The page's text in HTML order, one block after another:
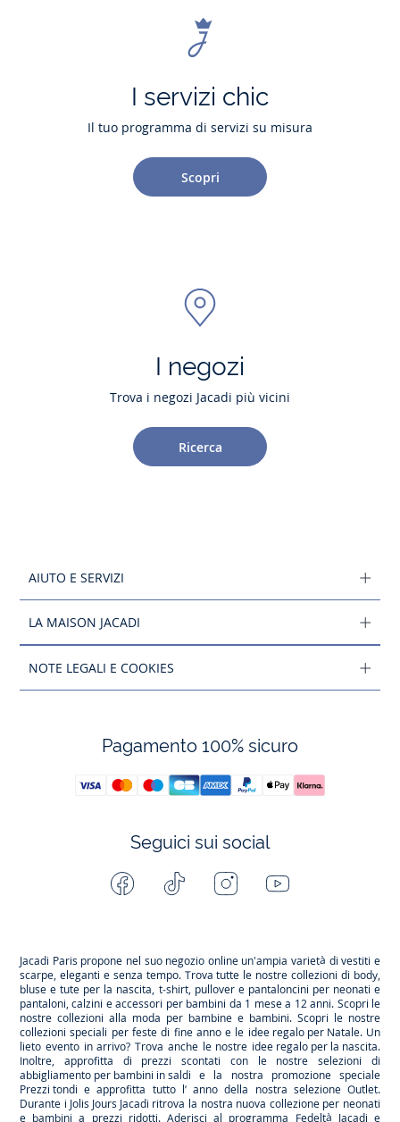
I servizi chic
Il tuo programma di servizi su misura
Scopri
I negozi
Trova i negozi Jacadi più vicini
Ricerca
AIUTO E SERVIZI
LA MAISON JACADI
NOTE LEGALI E COOKIES
Pagamento 100% sicuro
Seguici sui social
Facebook Tiktok InstagramYoutube
Jacadi Paris propone nel suo negozio online un'ampia varietà di vestiti e
scarpe, eleganti e senza tempo. Trova tutte le nostre collezioni di body,
bluse e tute per la nascita, t-shirt, pullover e pantaloncini per neonati e
pantaloni, calzini e accessori per bambini da 1 mese a 12 anni. Scopri le
nostre collezioni alla moda per bambine e bambini. Scopri le nostre
collezioni speciali per feste di fine anno e le idee regalo per Natale. Un
lieto evento in arrivo? Trova anche le nostre idee regalo per la nascita.
Inoltre, approfitta di prezzi scontati con le nostre selezioni di
abbigliamento per bambini in saldi e la nostra promozione speciale
Prezzi tondi e approfitta tutto l’ anno della nostra selezione Outlet.
Durante i Jolis Jours Jacadi ritrova la nostra nuova collezione per neonati
e bambini a prezzi ridotti. Aderisci al programma Fedeltà Jacadi e